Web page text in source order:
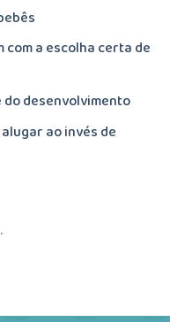
a escolha certa de
desenvolvimento
ao invés de